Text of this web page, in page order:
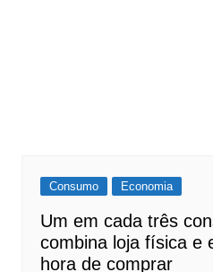
Consumo Economia
Um em cada três
combina loja física e
hora de comprar